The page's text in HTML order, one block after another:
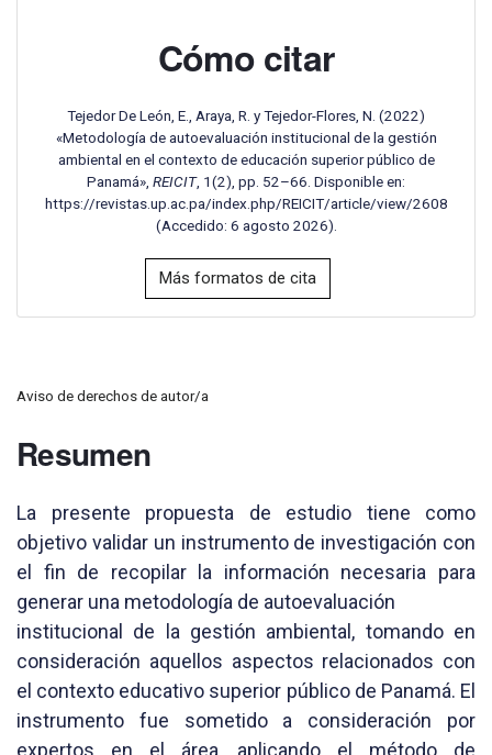
Cómo citar
Tejedor De León, E., Araya, R. y Tejedor-Flores, N. (2022)
«Metodología de autoevaluación institucional de la gestión
ambiental en el contexto de educación superior público de
Panamá», REICIT, 1(2), pp. 52–66. Disponible en:
https://revistas.up.ac.pa/index.php/REICIT/article/view/2608
(Accedido: 6 agosto 2026).
Más formatos de cita
Aviso de derechos de autor/a
Resumen
La presente propuesta de estudio tiene como
objetivo validar un instrumento de investigación con
el fin de recopilar la información necesaria para
generar una metodología de autoevaluación
institucional de la gestión ambiental, tomando en
consideración aquellos aspectos relacionados con
el contexto educativo superior público de Panamá. El
instrumento fue sometido a consideración por
expertos en el área, aplicando el método de